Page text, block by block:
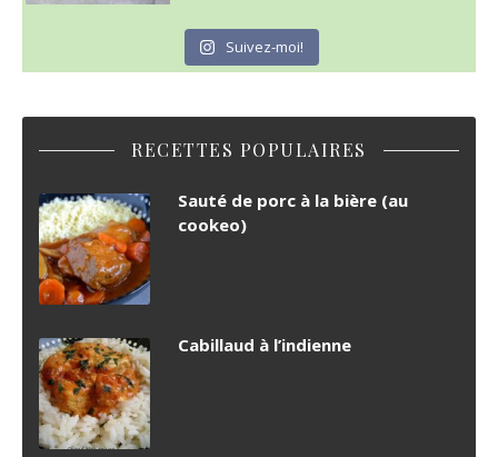
Suivez-moi!
RECETTES POPULAIRES
Sauté de porc à la bière (au
cookeo)
Cabillaud à l’indienne